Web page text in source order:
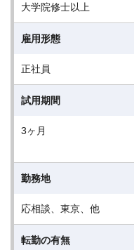
大学院修士以上
雇用形態
正社員
試用期間
3ヶ月
勤務地
応相談、東京、他
転勤の有無